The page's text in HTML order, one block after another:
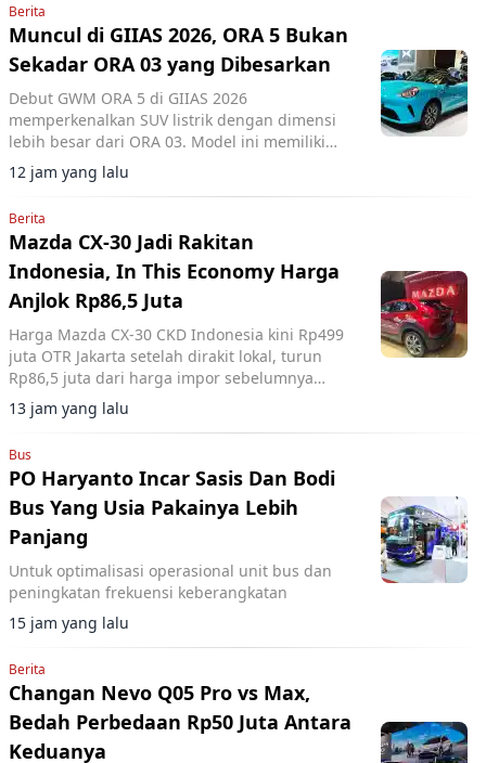
Berita
Muncul di GIIAS 2026, ORA 5 Bukan
Sekadar ORA 03 yang Dibesarkan
Debut GWM ORA 5 di GIIAS 2026
memperkenalkan SUV listrik dengan dimensi
lebih besar dari ORA 03. Model ini memiliki
panjang 4.471 mm dan wheelbase 2.720 mm.
12 jam yang lalu
Berita
Mazda CX-30 Jadi Rakitan
Indonesia, In This Economy Harga
Anjlok Rp86,5 Juta
Harga Mazda CX-30 CKD Indonesia kini Rp499
juta OTR Jakarta setelah dirakit lokal, turun
Rp86,5 juta dari harga impor sebelumnya
dengan penyesuaian spesifikasi tertentu.
13 jam yang lalu
Bus
PO Haryanto Incar Sasis Dan Bodi
Bus Yang Usia Pakainya Lebih
Panjang
Untuk optimalisasi operasional unit bus dan
peningkatan frekuensi keberangkatan
15 jam yang lalu
Berita
Changan Nevo Q05 Pro vs Max,
Bedah Perbedaan Rp50 Juta Antara
Keduanya